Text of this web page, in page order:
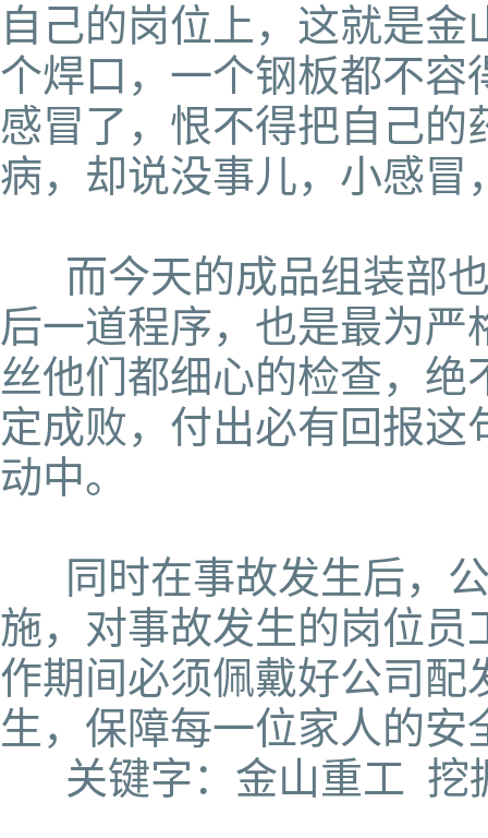
自己的岗位上，这就是
个焊口，一个钢板都不容
感冒了，恨不得把自己
病，却说没事儿，小感冒
而今天的成品组装部也
后一道程序，也是最为
丝他们都细心的检查，
定成败，付出必有回报
动中。
同时在事故发生后，公
施，对事故发生的岗位员
作期间必须佩戴好公司配
生，保障每一位家人的安
关键字：金山重工 挖